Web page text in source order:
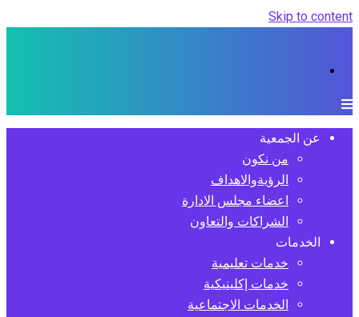
Skip to content
عن الجمعية
من نكون
الرؤيةوالاهداف
اعضاء مجلس الادارة
الشراكات والتعاون
الخدمات
خدمات تعليمية
خدمات إكلينيكية
الخدمات الاجتماعية